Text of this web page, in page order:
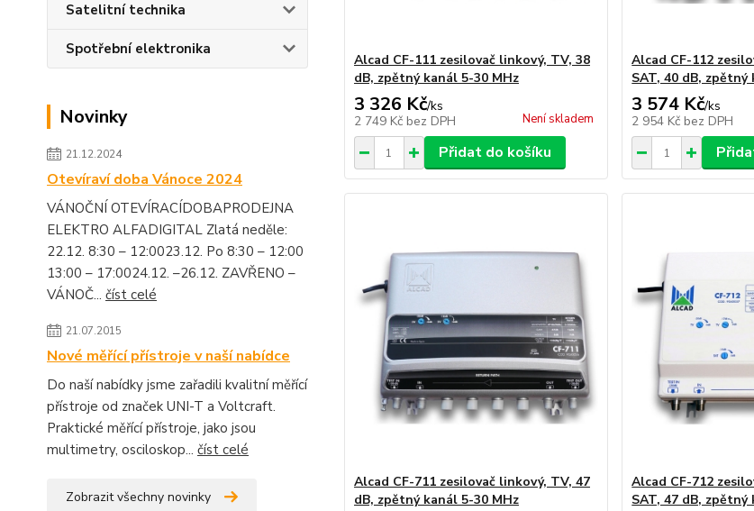
Satelitní technika
Spotřební elektronika
Novinky
21.12.2024
Otevíraví doba Vánoce 2024
VÁNOČNÍ OTEVÍRACÍDOBAPRODEJNA
ELEKTRO ALFADIGITAL Zlatá neděle:
22.12. 8:30 – 12:0023.12. Po 8:30 – 12:00
13:00 – 17:0024.12. –26.12. ZAVŘENO –
VÁNOČ... číst celé
21.07.2015
Nové měřící přístroje v naší nabídce
Do naší nabídky jsme zařadili kvalitní měřící
přístroje od značek UNI-T a Voltcraft.
Praktické měřící přístroje, jako jsou
multimetry, osciloskop... číst celé
Zobrazit všechny novinky
Alcad CF-111 zesilovač linkový, TV, 38
dB, zpětný kanál 5-30 MHz
3 326 Kč/ks
2 749 Kč bez DPH Není skladem
Přidat do košíku
Alcad CF-112
SAT, 40 dB, zpětný
3 574 Kč/ks
2 954 Kč bez DPH
Alcad CF-711 zesilovač linkový, TV, 47
dB, zpětný kanál 5-30 MHz
Alcad CF-712
SAT, 47 dB, zpětný